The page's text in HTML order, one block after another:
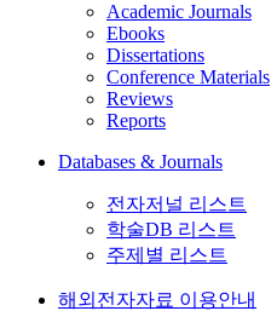
Academic Journals
Ebooks
Dissertations
Conference Materials
Reviews
Reports
Databases & Journals
전자저널 리스트
학술DB 리스트
주제별 리스트
해외전자자료 이용안내